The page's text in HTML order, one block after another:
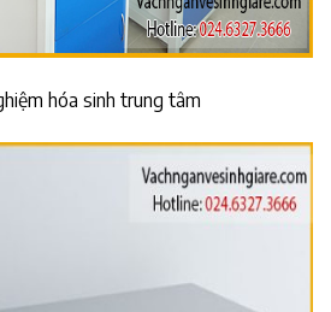
hóa sinh trung tâm